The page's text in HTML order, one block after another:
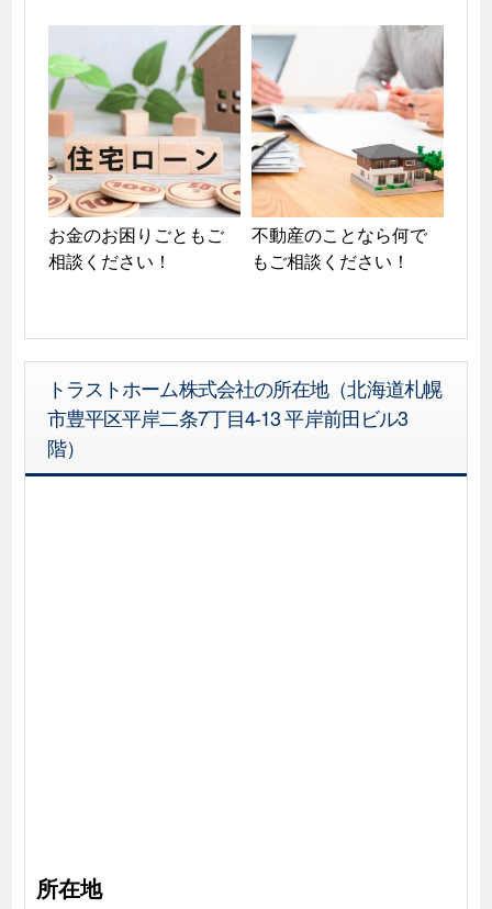
お金のお困りごともご
相談ください！
不動産のことなら何で
もご相談ください！
トラストホーム株式会社の所在地（北海道札幌
市豊平区平岸二条7丁目4-13 平岸前田ビル3
階）
所在地